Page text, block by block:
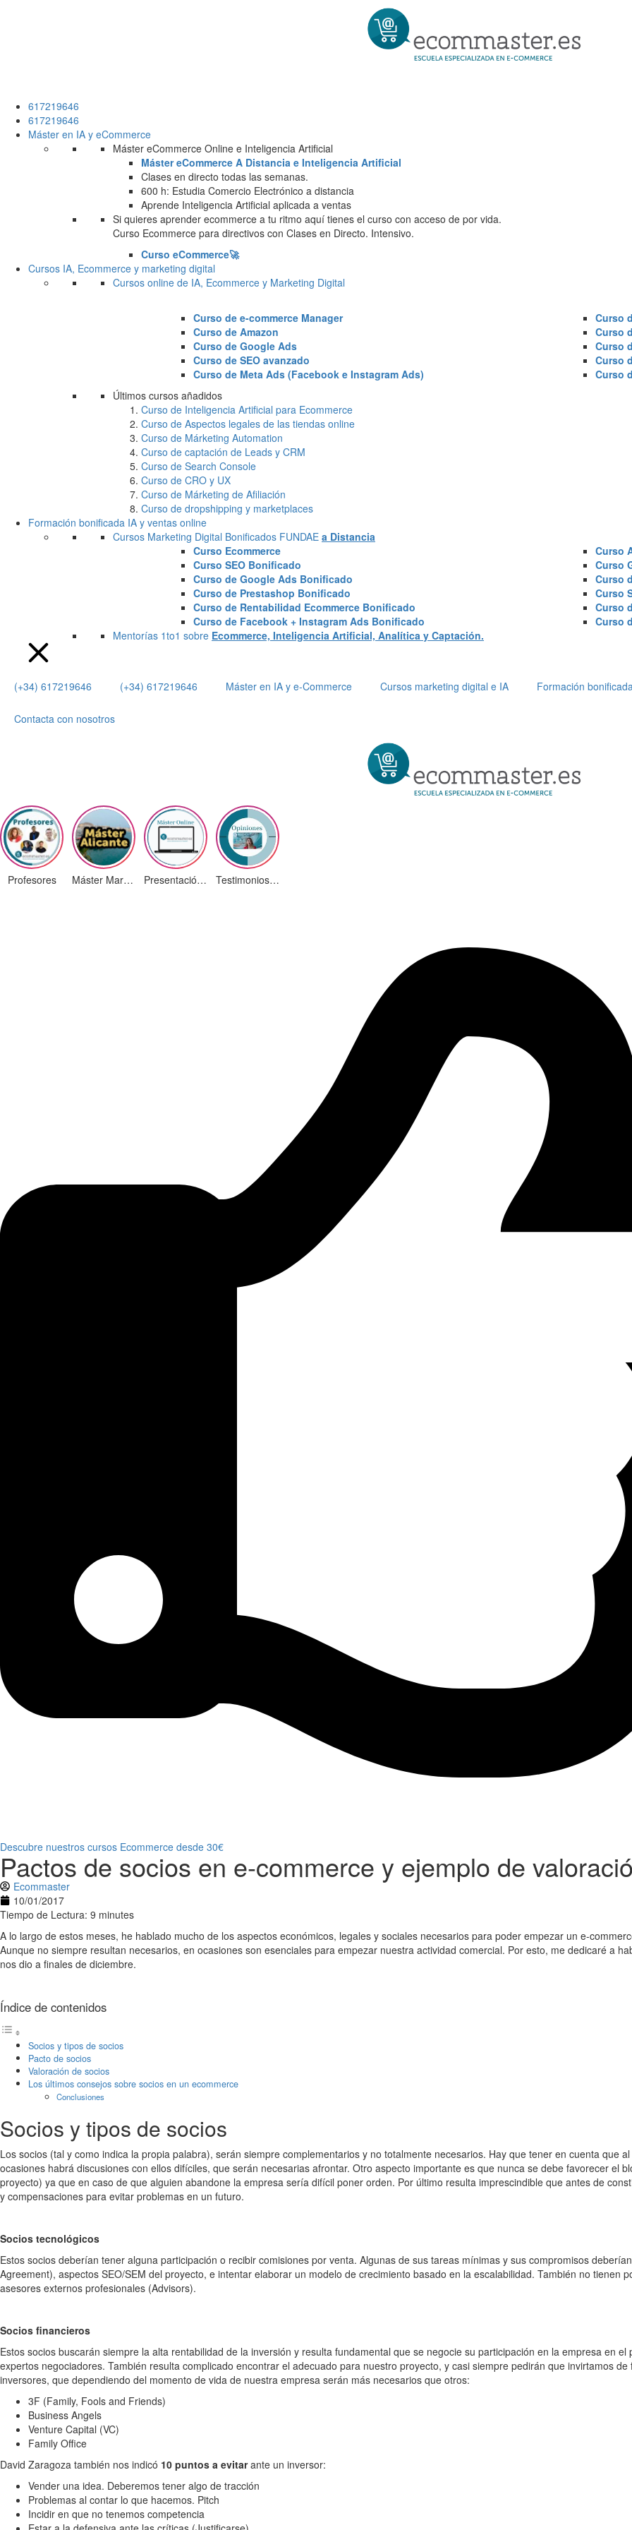
617219646
617219646
Máster en IA y eCommerce
Máster eCommerce Online e Inteligencia Artificial
Máster eCommerce A Distancia e Inteligencia Artificial
Clases en directo todas las semanas.
600 h: Estudia Comercio Electrónico a distancia
Aprende Inteligencia Artificial aplicada a ventas
Si quieres aprender ecommerce a tu ritmo aquí tienes el curso con acceso de por vida.
Curso Ecommerce para directivos con Clases en Directo. Intensivo.
Curso eCommerce🚀
Cursos IA, Ecommerce y marketing digital
Cursos online de IA, Ecommerce y Marketing Digital
Curso de e-commerce Manager
Curso de Amazon
Curso de Google Ads
Curso de SEO avanzado
Curso de Meta Ads (Facebook e Instagram Ads)
Curso
Curso
Curso
Curso
Curso
Últimos cursos añadidos
Curso de Inteligencia Artificial para Ecommerce
Curso de Aspectos legales de las tiendas online
Curso de Márketing Automation
Curso de captación de Leads y CRM
Curso de Search Console
Curso de CRO y UX
Curso de Márketing de Afiliación
Curso de dropshipping y marketplaces
Formación bonificada IA y ventas online
Cursos Marketing Digital Bonificados FUNDAE a Distancia
Curso Ecommerce
Curso SEO Bonificado
Curso de Google Ads Bonificado
Curso de Prestashop Bonificado
Curso de Rentabilidad Ecommerce Bonificado
Curso de Facebook + Instagram Ads Bonificado
Curso
Curso
Curso
Curso
Curso
Curso
Mentorías 1to1 sobre Ecommerce, Inteligencia Artificial, Analítica y Captación.
(+34) 617219646 (+34) 617219646 Máster en IA y e-Commerce Cursos marketing digital e IA Formación
Contacta con nosotros
Profesores Máster Marketing Digital en Alicante Presentación ¡Nuevas Ediciones! Testimonios Alumnos
Descubre nuestros cursos Ecommerce desde 30€
Pactos de socios en e-commerce y ejemplo de
Ecommaster
10/01/2017
Tiempo de Lectura: 9 minutes
A lo largo de estos meses, he hablado mucho de los aspectos económicos, legales y sociales necesarios para poder empezar un e-
Aunque no siempre resultan necesarios, en ocasiones son esenciales para empezar nuestra actividad comercial. Por esto, me dedicaré a
nos dio a finales de diciembre.
Índice de contenidos
Socios y tipos de socios
Pacto de socios
Valoración de socios
Los últimos consejos sobre socios en un ecommerce
Conclusiones
Socios y tipos de socios
Los socios (tal y como indica la propia palabra), serán siempre complementarios y no totalmente necesarios. Hay que tener en cuenta que
ocasiones habrá discusiones con ellos difíciles, que serán necesarias afrontar. Otro aspecto importante es que nunca se debe favorecer el
proyecto) ya que en caso de que alguien abandone la empresa sería difícil poner orden. Por último resulta imprescindible que antes de
y compensaciones para evitar problemas en un futuro.
Socios tecnológicos
Estos socios deberían tener alguna participación o recibir comisiones por venta. Algunas de sus tareas mínimas y sus compromisos
Agreement), aspectos SEO/SEM del proyecto, e intentar elaborar un modelo de crecimiento basado en la escalabilidad. También no
asesores externos profesionales (Advisors).
Socios financieros
Estos socios buscarán siempre la alta rentabilidad de la inversión y resulta fundamental que se negocie su participación en la empresa en
expertos negociadores. También resulta complicado encontrar el adecuado para nuestro proyecto, y casi siempre pedirán que invirtamos
inversores, que dependiendo del momento de vida de nuestra empresa serán más necesarios que otros:
3F (Family, Fools and Friends)
Business Angels
Venture Capital (VC)
Family Office
David Zaragoza también nos indicó 10 puntos a evitarante un inversor:
Vender una idea. Deberemos tener algo de tracción
Problemas al contar lo que hacemos. Pitch
Incidir en que no tenemos competencia